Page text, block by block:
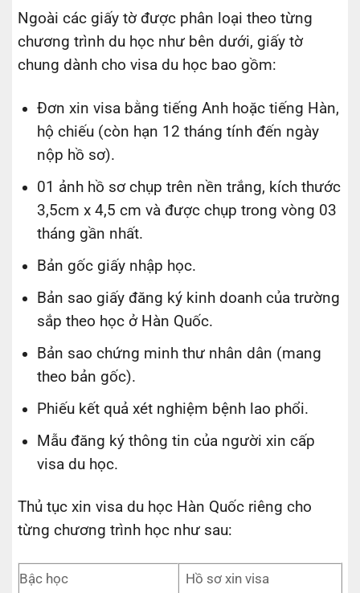
Ngoài các giấy tờ được phân loại theo từng
chương trình du học như bên dưới, giấy tờ
chung dành cho visa du học bao gồm:
Đơn xin visa bằng tiếng Anh hoặc tiếng Hàn,
hộ chiếu (còn hạn 12 tháng tính đến ngày
nộp hồ sơ).
01 ảnh hồ sơ chụp trên nền trắng, kích thước
3,5cm x 4,5 cm và được chụp trong vòng 03
tháng gần nhất.
Bản gốc giấy nhập học.
Bản sao giấy đăng ký kinh doanh của trường
sắp theo học ở Hàn Quốc.
Bản sao chứng minh thư nhân dân (mang
theo bản gốc).
Phiếu kết quả xét nghiệm bệnh lao phổi.
Mẫu đăng ký thông tin của người xin cấp
visa du học.
Thủ tục xin visa du học Hàn Quốc riêng cho
từng chương trình học như sau:
Bậc học Hồ sơ xin visa